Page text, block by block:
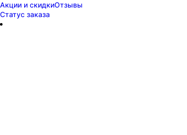
Акции и скидкиОтзывы
Статус заказа